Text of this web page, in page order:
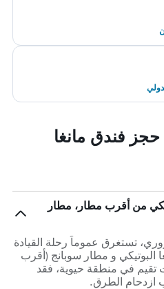
حجز فندق مانغا
من أقرب مطار، مطار
تستغرق عموماً رحلة القيادة
مانغا البوتيكي و مطار سوبانج (أقرب
24د. إذا كنت تقيم في منطقة حيوية، فقد
ازدحام الطرق.